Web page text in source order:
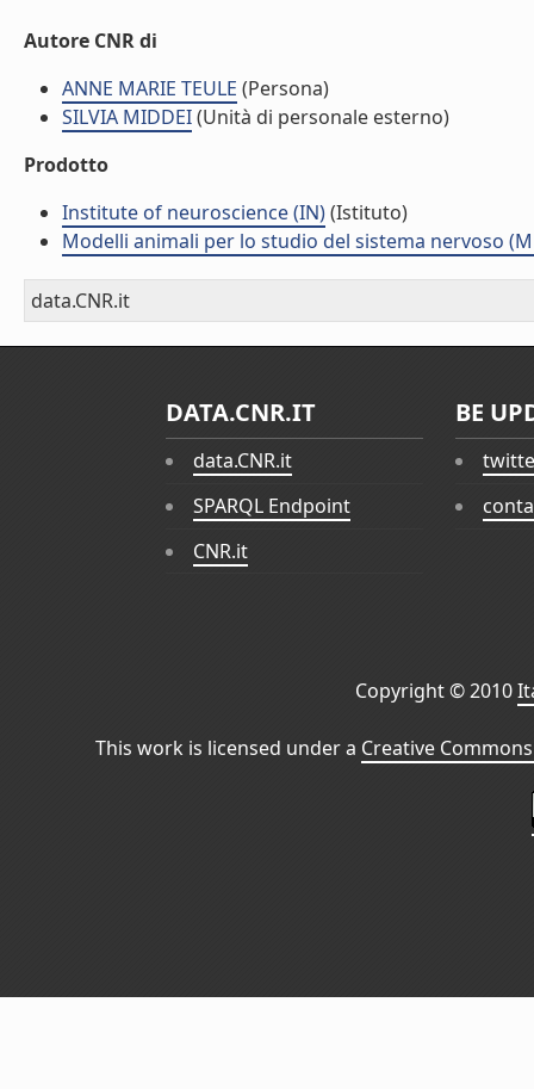
Autore CNR di
ANNE MARIE TEULE (Persona)
SILVIA MIDDEI(Unità di personale esterno)
Prodotto
Institute of neuroscience (IN)(Istituto)
Modelli animali per lo studio del sistema nervoso
data.CNR.it
DATA.CNR.IT
data.CNR.it
SPARQL Endpoint
CNR.it
BE
Copyright © 2010
This work is licensed under a Creative